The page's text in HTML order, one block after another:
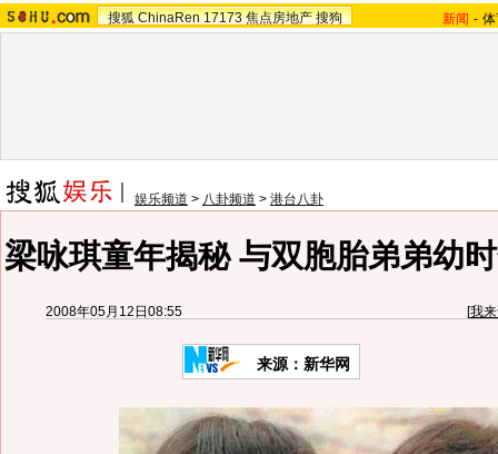
搜狐 ChinaRen 17173 焦点房地产 搜狗 新闻 -
娱乐频道 > 八卦频道 > 港台八卦
梁咏琪童年揭秘 与双胞胎弟弟幼
2008年05月12日08:55 [我
来源：新华网